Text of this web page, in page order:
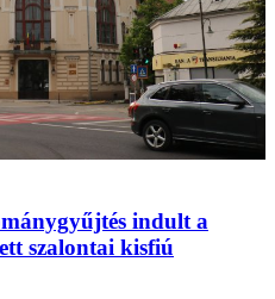
indult a
szalontai kisfiú